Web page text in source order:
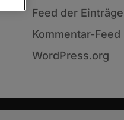
Feed der Einträge
Kommentar-Feed
WordPress.org